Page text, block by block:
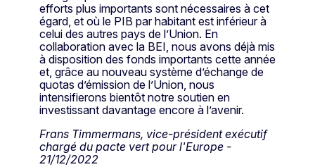
efforts plus importants sont nécessaires à cet
égard, et où le PIB par habitant est inférieur à
celui des autres pays de l’Union. En
collaboration avec la BEI, nous avons déjà mis
à disposition des fonds importants cette année
et, grâce au nouveau système d’échange de
quotas d’émission de l’Union, nous
intensifierons bientôt notre soutien en
investissant davantage encore à l’avenir.
Frans Timmermans, vice-président exécutif
chargé du pacte vert pour l'Europe -
21/12/2022